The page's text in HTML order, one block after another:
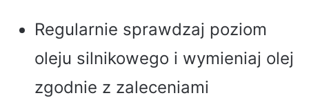
Regularnie sprawdzaj poziom
oleju silnikowego i wymieniaj olej
zgodnie z zaleceniami